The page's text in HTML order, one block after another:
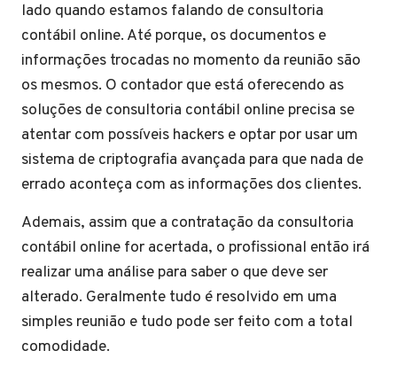
lado quando estamos falando de consultoria
contábil online. Até porque, os documentos e
informações trocadas no momento da reunião são
os mesmos. O contador que está oferecendo as
soluções de consultoria contábil online precisa se
atentar com possíveis hackers e optar por usar um
sistema de criptografia avançada para que nada de
errado aconteça com as informações dos clientes.
Ademais, assim que a contratação da consultoria
contábil online for acertada, o profissional então irá
realizar uma análise para saber o que deve ser
alterado. Geralmente tudo é resolvido em uma
simples reunião e tudo pode ser feito com a total
comodidade.